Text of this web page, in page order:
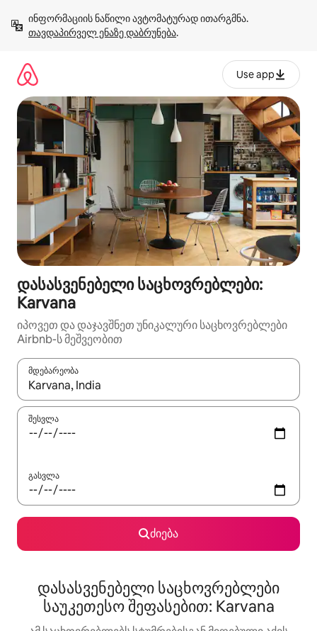
გადასვლა
თავდაპირველ ენაზე დაბრუნება.
Use app
დასასვენებელი საცხოვრებლები:
Karvana
იპოვეთ და დაჯავშნეთ უნიკალური საცხოვრებლები
Airbnb-ს მეშვეობით
მდებარეობა
როცა შედეგები ხელმისაწვდომი გახდება, ნავიგაციისთვის
შესვლა
გასვლა
ძიება
დასასვენებელი საცხოვრებლები
საუკეთესო შეფასებით: Karvana